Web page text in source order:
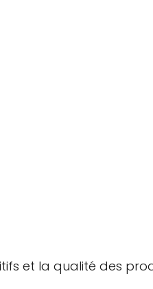
et la qualité des